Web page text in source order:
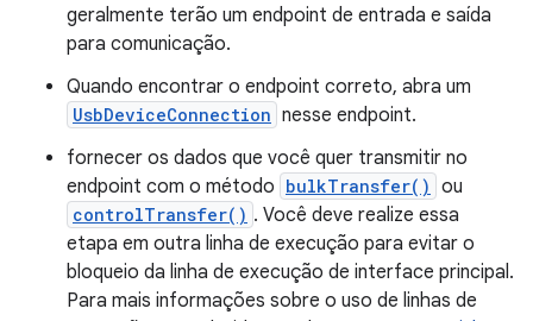
geralmente terão um endpoint de entrada e saída
para comunicação.
Quando encontrar o endpoint correto, abra um
UsbDeviceConnection nesse endpoint.
fornecer os dados que você quer transmitir no
endpoint com o método bulkTransfer() ou
controlTransfer() . Você deve realize essa
etapa em outra linha de execução para evitar o
bloqueio da linha de execução de interface principal.
Para mais informações sobre o uso de linhas de